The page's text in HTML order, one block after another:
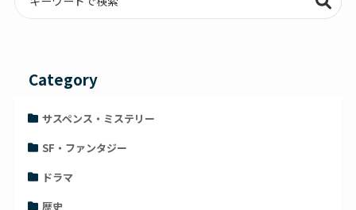
Category
サスペンス・ミステリー
SF・ファンタジー
ドラマ
歴史